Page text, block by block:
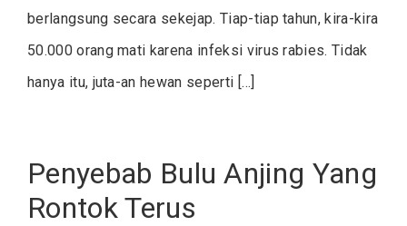
berlangsung secara sekejap. Tiap-tiap tahun, kira-kira
50.000 orang mati karena infeksi virus rabies. Tidak
hanya itu, juta-an hewan seperti […]
Penyebab Bulu Anjing Yang
Rontok Terus